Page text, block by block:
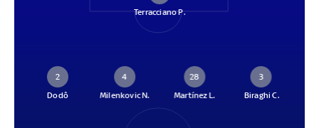
Terracciano P.
2
Dodô
4
Milenkovic N.
28
Martínez L.
3
Biraghi C.